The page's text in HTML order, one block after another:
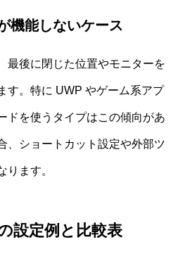
機能しないケース
最後に閉じた位置やモニターを
す。特に UWP やゲーム系アプ
ドを使うタイプはこの傾向があ
、ショートカット設定や外部ツ
ります。
設定例と比較表